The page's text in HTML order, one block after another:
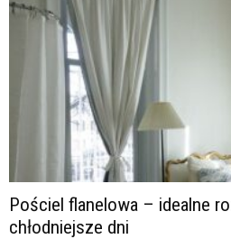
Pościel flanelowa – idealne
chłodniejsze dni